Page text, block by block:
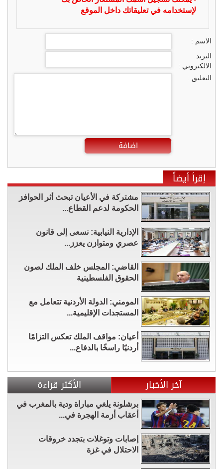
لإستخدامه في تعليقاتك داخل الموقع
الاسم :
البريد
الالكتروني :
التعليق :
اضافة
إقرأ أيضاً
مشتركة في الأعيان تبحث أثر الحوافز
الحكومة لدعم القطاع...
الإدارية النيابية: نسعى إلى قانون
عصري ومتوازن يعزز...
القاضي: المجلس خلف الملك لصون
الحقوق الفلسطينية
المومني: الدولة الأردنية تتعامل مع
المستجدات الإقليمية...
أعيان: مواقف الملك تعكس التزامًا
أردنيًا راسخًا بالدفاع...
آخر الأخبار الأكثر قراءة
برشلونة يلغي مباراة ودية بالمغرب في
أعقاب أزمة الهجرة في...
إصابات وتوغلات بتجدد خروقات
الاحتلال في غزة